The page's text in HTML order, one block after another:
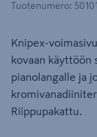
Tuotenumero:
Knipex-
kovaan käyttöön
pianolangalle ja
Riippupakattu.